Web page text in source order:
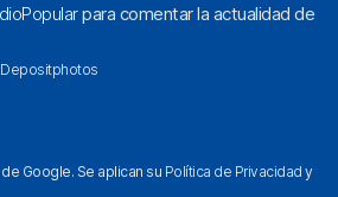
para comentar la actualidad de
Depositphotos
Google. Se aplican su Política de Privacidad y